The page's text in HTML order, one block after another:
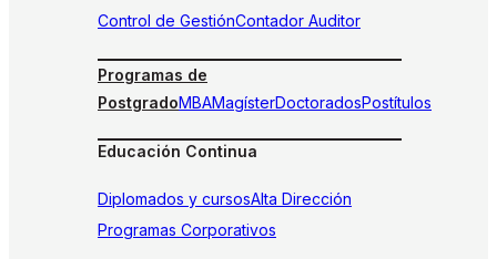
Control de GestiónContador Auditor
Programas de
PostgradoMBAMagísterDoctoradosPostítulos
Educación Continua
Diplomados y cursosAlta Dirección
Programas Corporativos